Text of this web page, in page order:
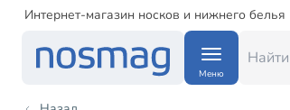
Интернет-магазин носков и нижнего белья
Меню